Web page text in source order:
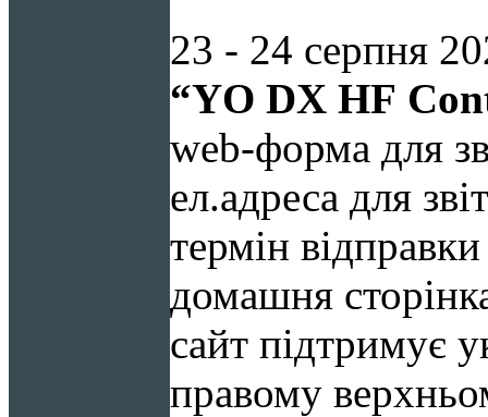
23 - 24 серпня
“YO DX HF
web-форма для
ел.адреса для
термін
домашня
сайт підтримує
правому